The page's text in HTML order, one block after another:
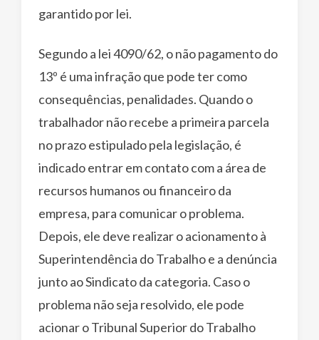
garantido por lei.
Segundo a lei 4090/62, o não pagamento do
13º é uma infração que pode ter como
consequências, penalidades. Quando o
trabalhador não recebe a primeira parcela
no prazo estipulado pela legislação, é
indicado entrar em contato com a área de
recursos humanos ou financeiro da
empresa, para comunicar o problema.
Depois, ele deve realizar o acionamento à
Superintendência do Trabalho e a denúncia
junto ao Sindicato da categoria. Caso o
problema não seja resolvido, ele pode
acionar o Tribunal Superior do Trabalho